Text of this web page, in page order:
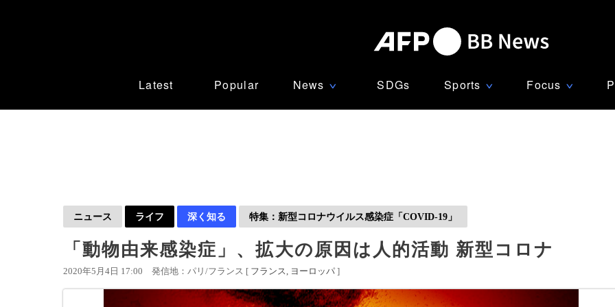
Latest Popular News ∨ SDGs Sports ∨ Focus ∨
ニュース ライフ 深く知る 特集：新型コロナウイルス感染症「COVID-19」
「動物由来感染症」、拡大の原因は人的活動 新型コロナ
2020年5月4日 17:00 発信地：パリ/フランス [ フランス ヨーロッパ ]